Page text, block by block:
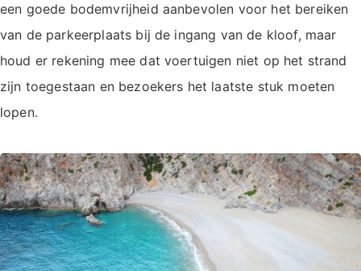
een goede bodemvrijheid aanbevolen voor het bereiken
van de parkeerplaats bij de ingang van de kloof, maar
houd er rekening mee dat voertuigen niet op het strand
zijn toegestaan en bezoekers het laatste stuk moeten
lopen.